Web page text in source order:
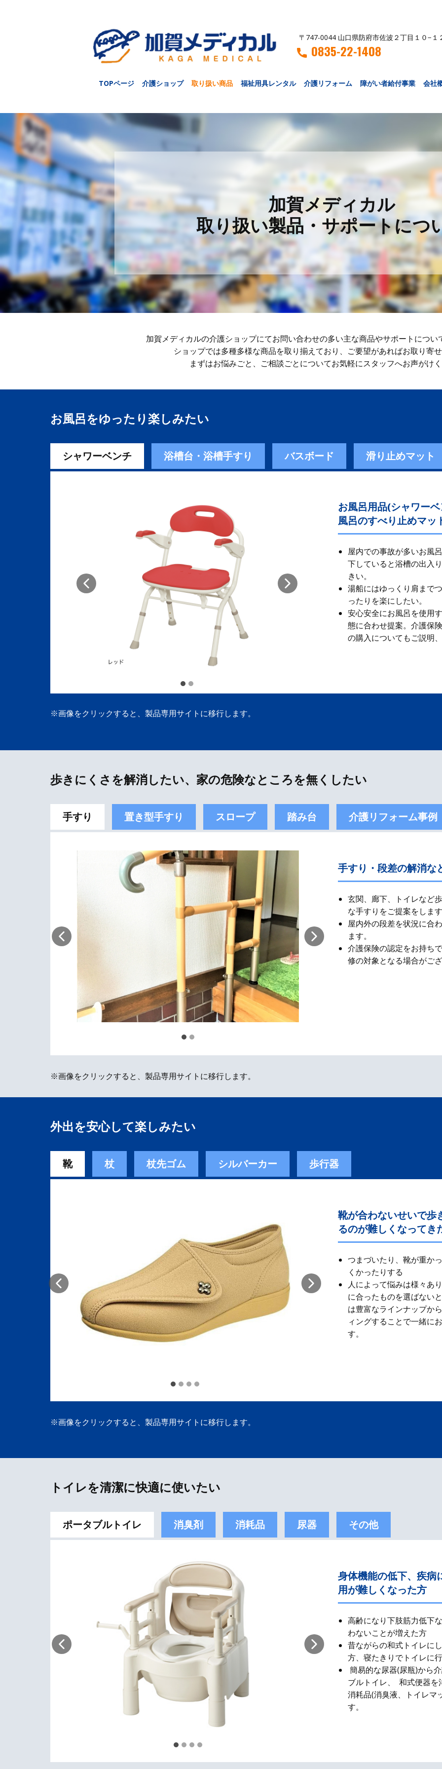
〒747-0044 山口県防府市佐波２丁目１０−１
0835-22-1408
TOPページ 介護ショップ 取り扱い商品 福祉用具レンタル 介護リフォーム 障がい者給付事業 会社
加賀メディカル
取り扱い製品・サポートにつ
加賀メディカルの介護ショップにてお問い合わせの多い主な商品やサポートについ
ショップでは多種多様な商品を取り揃えており、ご要望があればお取り寄
まずはお悩みごと、ご相談ごとについてお気軽にスタッフへお声がけ
お風呂をゆったり楽しみ​たい
シャワーベンチ 浴槽台・浴槽手すり バスボード 滑り止めマット
お風呂用品(シャワー
風呂のすべり止めマッ
屋内での事故が多いお風
下していると浴槽の出入
きい。
湯船にはゆっくり肩まで
ったりを楽にしたい。
安心安全にお風呂を使用
態に合わせ提案。 ​ 介護保
の購入についてもご説明
※画像をクリックすると、製品専用サイトに移行します。
歩きにくさを解消したい、家の危険なところを無くしたい
手すり 置き型手すり スロープ 踏み台 介護リフォーム事例
手すり・段差の解消な
玄関、廊下、トイレなど
な手すりをご提案をしま
屋内外の段差を状況に合
ます。
介護保険の認定をお持ち
修の対象となる場合がご
※画像をクリックすると、製品専用サイトに移行します。
外出を安心して楽しみたい
靴 杖 杖先ゴム シルバーカー 歩行器
靴が合わないせいで歩
るのが難しくなってき
つまづいたり、靴が重か
くかったりする
人によって悩みは様々あ
に合ったものを選ばない
は豊富なラインナップか
ィングすることで一緒に
す。
※画像をクリックすると、製品専用サイトに移行します。
トイレを清潔に快適に使いたい
ポータブルトイレ 消臭剤 消耗品 尿器 その他
身体機能の低下、疾病
用が難しくなった方
高齢になり下肢筋力低下
わないことが増えた方
昔ながらの和式​トイレに
方、寝たきりでトイレに
簡易的な尿器(尿瓶)から
ブルトイレ、 和式便器を
消耗品(消臭液、トイレマ
す。